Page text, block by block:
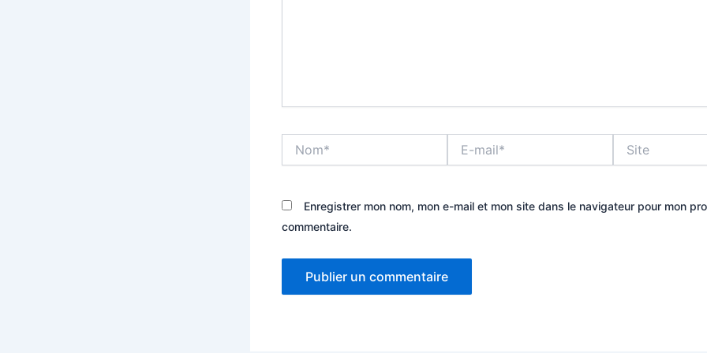
mail*
Enregistrer mon nom, mon e-mail et mon site dans le navigateur pour mon
commentaire.